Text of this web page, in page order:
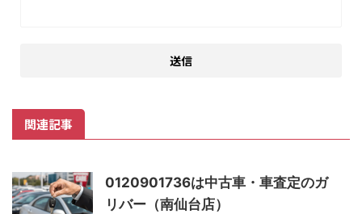
関連記事
0120901736は中古車・車査定のガ
リバー（南仙台店）